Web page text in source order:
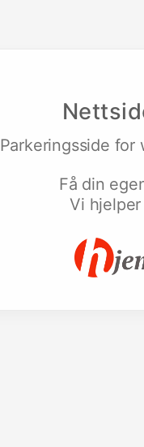
Parkeringsside for
Få din
Vi